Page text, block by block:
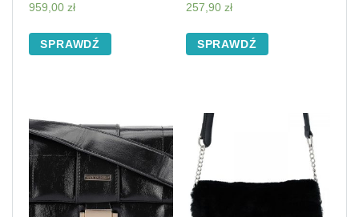
959,00 zł
SPRAWDŹ
257,90 zł
SPRAWDŹ